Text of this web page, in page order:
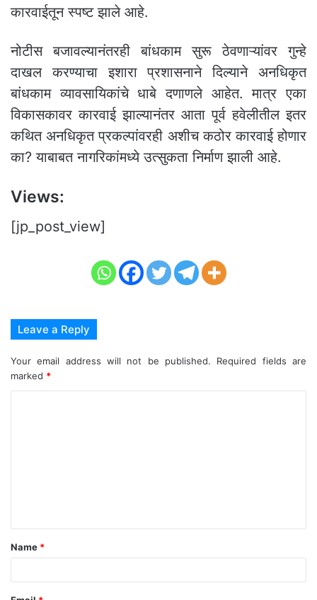
कारवाईतून स्पष्ट झाले आहे.
नोटीस बजावल्यानंतरही बांधकाम सुरू ठेवणाऱ्यांवर गुन्हे
दाखल करण्याचा इशारा प्रशासनाने दिल्याने अनधिकृत
बांधकाम व्यावसायिकांचे धाबे दणाणले आहेत. मात्र एका
विकासकावर कारवाई झाल्यानंतर आता पूर्व हवेलीतील इतर
कथित अनधिकृत प्रकल्पांवरही अशीच कठोर कारवाई होणार
का? याबाबत नागरिकांमध्ये उत्सुकता निर्माण झाली आहे.
Views:
[jp_post_view]
Leave a Reply
Your email address will not be published.
Required fields are
marked *
t
*
Name *